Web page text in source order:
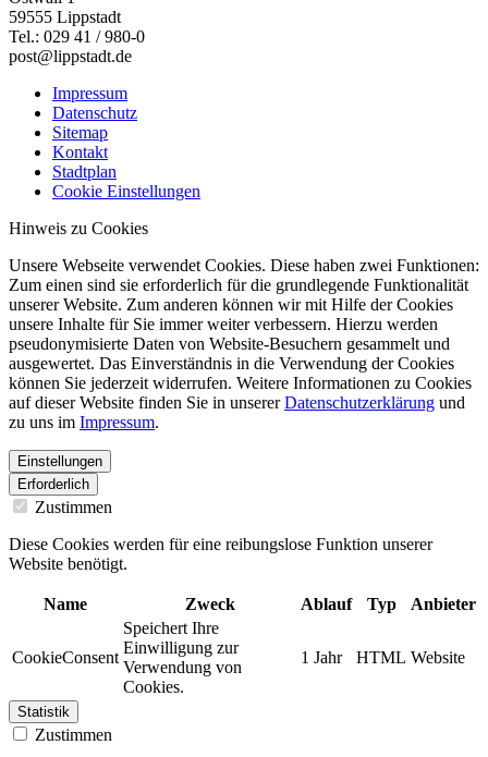
59555 Lippstadt
Tel.: 029 41 / 980-0
post@lippstadt.de
Impressum
Datenschutz
Sitemap
Kontakt
Stadtplan
Cookie Einstellungen
Hinweis zu Cookies
Unsere Webseite verwendet Cookies. Diese haben zwei Funktionen:
Zum einen sind sie erforderlich für die grundlegende Funktionalität
unserer Website. Zum anderen können wir mit Hilfe der Cookies
unsere Inhalte für Sie immer weiter verbessern. Hierzu werden
pseudonymisierte Daten von Website-Besuchern gesammelt und
ausgewertet. Das Einverständnis in die Verwendung der Cookies
können Sie jederzeit widerrufen. Weitere Informationen zu Cookies
auf dieser Website finden Sie in unsererDatenschutzerklärung und
zu uns im Impressum.
Einstellungen
Erforderlich
Zustimmen
Diese Cookies werden für eine reibungslose Funktion unserer
Website benötigt.
Name Zweck Ablauf Typ Anbieter
CookieConsent
Speichert Ihre
Einwilligung zur
Verwendung von
Cookies.
1 Jahr HTML Website
Statistik
Zustimmen